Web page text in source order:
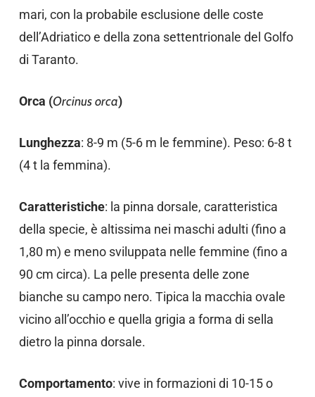
mari, con la probabile esclusione delle coste
dell’Adriatico e della zona settentrionale del Golfo
di Taranto.
Orca (Orcinus orca)
Lunghezza: 8-9 m (5-6 m le femmine). Peso: 6-8 t
(4 t la femmina).
Caratteristiche: la pinna dorsale, caratteristica
della specie, è altissima nei maschi adulti (fino a
1,80 m) e meno sviluppata nelle femmine (fino a
90 cm circa). La pelle presenta delle zone
bianche su campo nero. Tipica la macchia ovale
vicino all’occhio e quella grigia a forma di sella
dietro la pinna dorsale.
Comportamento: vive in formazioni di 10-15 o